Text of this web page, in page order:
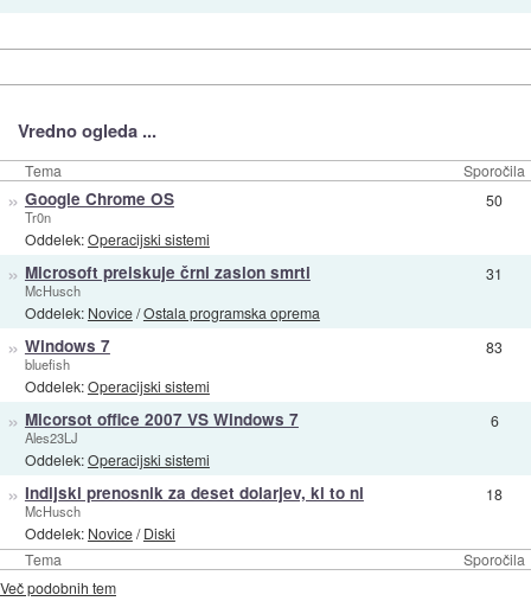
Vredno ogleda ...
Tema Sporočila
Tema Sporočila
» Google Chrome OS
Tr0n
Oddelek:Operacijski sistemi
50
» Microsoft preiskuje črni zaslon smrti
McHusch
Oddelek: Novice/Ostala programska oprema
31
» Windows 7
bluefish
Oddelek:Operacijski sistemi
83
» Micorsot office 2007 VS Windows 7
Ales23LJ
Oddelek:Operacijski sistemi
6
» Indijski prenosnik za deset dolarjev, ki to ni
McHusch
Oddelek: Novice/Diski
18
Več podobnih tem